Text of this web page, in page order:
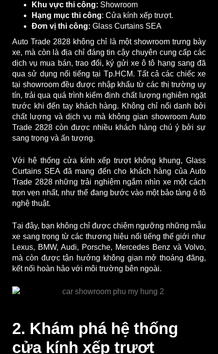
Khu vực thi công: Showroom
Hạng mục thi công: Cửa kính xếp trượt.
Đơn vị thi công: Glass Curtains SEA
Auto Trade 2828 không chỉ là một showroom trưng bày
xe, mà còn là địa chỉ đáng tin cậy chuyên cung cấp các
dịch vụ mua bán, trao đổi, ký gửi xe ô tô hạng sang đã
qua sử dụng nổi tiếng tại Tp.HCM. Tất cả các chiếc xe
tại showroom đều được nhập khẩu từ các thị trường uy
tín, trải qua quá trình kiểm định chất lượng nghiêm ngặt
trước khi đến tay khách hàng. Không chỉ nổi danh bởi
chất lượng và dịch vụ mà không gian showroom Auto
Trade 2828 còn được nhiều khách hàng chú ý bởi sự
sang trọng và ấn tượng.
Với hệ thống cửa kính xếp trượt không khung, Glass
Curtains SEA đã mang đến cho khách hàng của Auto
Trade 2828 những trải nghiệm ngắm nhìn xe một cách
trọn vẹn nhất, như thể đang bước vào một bảo tàng ô tô
nghệ thuật.
Tại đây, bạn không chỉ được chiêm ngưỡng những mẫu
xe sang trọng từ các thương hiệu nổi tiếng thế giới như
Lexus, BMW, Audi, Porsche, Mercedes Benz và Volvo,
mà còn được tận hưởng không gian mở thoáng đãng,
kết nối hoàn hảo với môi trường bên ngoài.
2. Khám phá hệ thống
cửa kính xếp trượt